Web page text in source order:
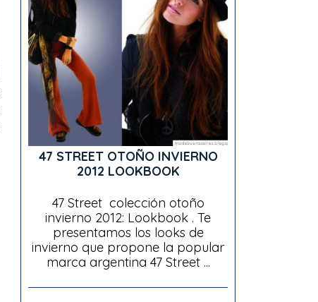
47 STREET OTOÑO INVIERNO
2012 LOOKBOOK
47 Street colección otoño
invierno 2012: Lookbook . Te
presentamos los looks de
invierno que propone la popular
marca argentina 47 Street ...